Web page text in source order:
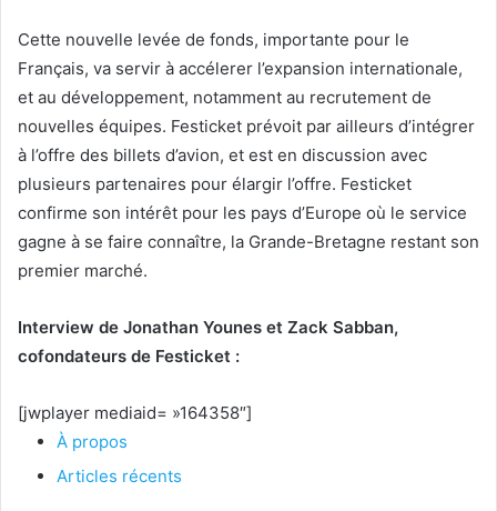
Cette nouvelle levée de fonds, importante pour le
Français, va servir à accélerer l’expansion internationale,
et au développement, notamment au recrutement de
nouvelles équipes. Festicket prévoit par ailleurs d’intégrer
à l’offre des billets d’avion, et est en discussion avec
plusieurs partenaires pour élargir l’offre. Festicket
confirme son intérêt pour les pays d’Europe où le service
gagne à se faire connaître, la Grande-Bretagne restant son
premier marché.
Interview de Jonathan Younes et Zack Sabban,
cofondateurs de Festicket :
[jwplayer mediaid= »164358″]
À propos
Articles récents